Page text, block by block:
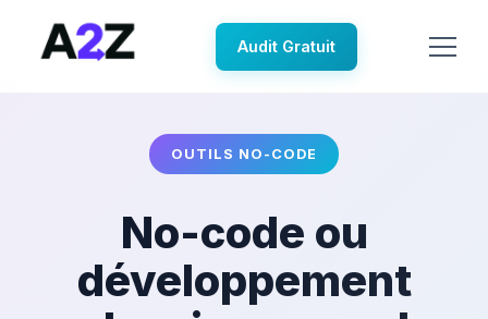
Audit Gratuit
OUTILS NO-CODE
No-code ou
développement